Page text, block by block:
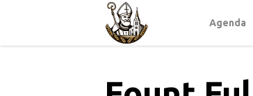
Agenda